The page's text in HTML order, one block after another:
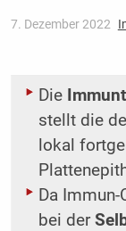
7. Dezember 2022
Die
stellt die
lokal
Da
bei der